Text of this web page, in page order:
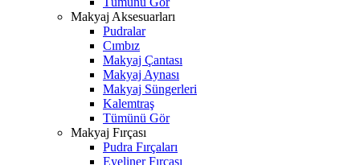
Makyaj Aksesuarları
Pudralar
Cımbız
Makyaj Çantası
Makyaj Aynası
Makyaj Süngerleri
Kalemtraş
Tümünü Gör
Makyaj Fırçası
Pudra Fırçaları
Eyeliner Fırçası